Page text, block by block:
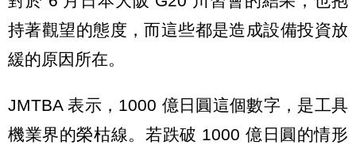
持著觀望的態度，而這些都是造成設備投資放
緩的原因所在。
JMTBA 表示，1000 億日圓這個數字，是工具
機業界的榮枯線。若跌破 1000 億日圓的情形